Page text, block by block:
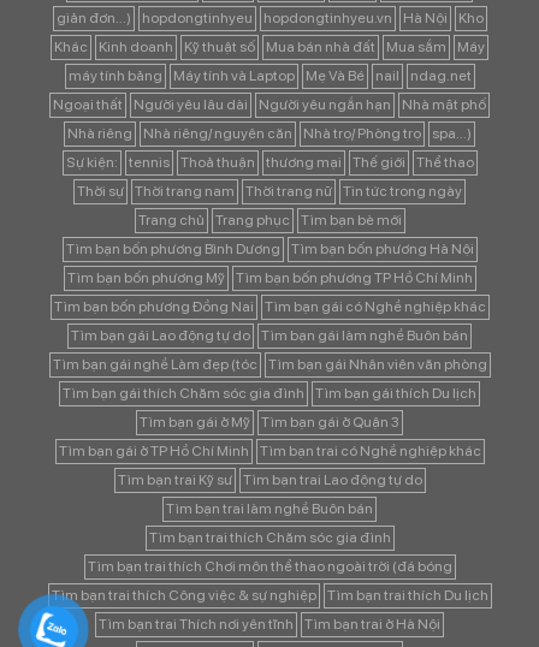
giản đơn...)
hopdongtinhyeu hopdongtinhyeu.vn Hà Nội
Kho
Khác
Kinh doanh Kỹ thuật số Mua bán nhà đất Mua sắm
Máy
máy tính bảng
Máy tính và Laptop Mẹ Và Bé nail
ndag.net
Ngoại thất
Người yêu lâu dài Người yêu ngắn hạn
Nhà mặt phố
Nhà riêng
Nhà riêng/ nguyên căn Nhà trọ/ Phòng trọ
spa...)
Sự kiện:
tennis Thoả thuận thương mại Thế giới
Thể thao
Thời sự
Thời trang nam Thời trang nữ
Tin tức trong ngày
Trang chủ
Trang phục
Tìm bạn bè mới
Tìm bạn bốn phương Bình Dương
Tìm bạn bốn phương Hà Nội
Tìm bạn bốn phương Mỹ
Tìm bạn bốn phương TP Hồ Chí Minh
Tìm bạn bốn phương Đồng Nai
Tìm bạn gái có Nghề nghiệp khác
Tìm bạn gái Lao động tự do
Tìm bạn gái làm nghề Buôn bán
Tìm bạn gái nghề Làm đẹp (tóc
Tìm bạn gái Nhân viên văn phòng
Tìm bạn gái thích Chăm sóc gia đình
Tìm bạn gái thích Du lịch
Tìm bạn gái ở Mỹ
Tìm bạn gái ở Quận 3
Tìm bạn gái ở TP Hồ Chí Minh
Tìm bạn trai có Nghề nghiệp khác
Tìm bạn trai Kỹ sư
Tìm bạn trai Lao động tự do
Tìm bạn trai làm nghề Buôn bán
Tìm bạn trai thích Chăm sóc gia đình
Tìm bạn trai thích Chơi môn thể thao ngoài trời (đá bóng
Tìm bạn trai thích Công việc & sự nghiệp
Tìm bạn trai thích Du lịch
Tìm bạn trai Thích nơi yên tĩnh
Tìm bạn trai ở Hà Nội